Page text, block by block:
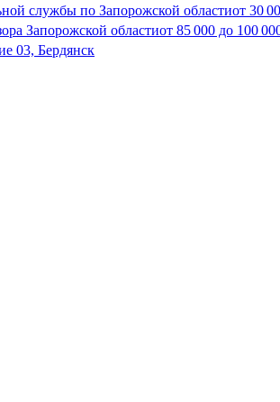
службы по Запорожской областиот 30
Запорожской областиот 85 000 до 100
03, Бердянск